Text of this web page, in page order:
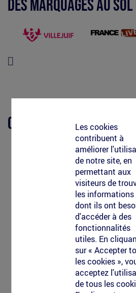
Les cookies
contribuent à
améliorer
de notre site, en
permettant aux
visiteurs de
les informations
dont ils ont
d'accéder à des
fonctionnalités
utiles. En
sur « Accepter
les cookies »,
acceptez
de tous les
externe)
Des marquages au
Clean-Tag opère avec/